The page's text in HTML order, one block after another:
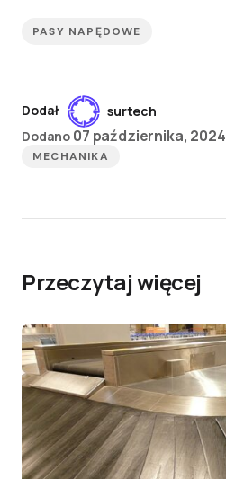
PASY NAPĘDOWE
Dodał
surtech
Dodano 07 października, 2024
MECHANIKA
Przeczytaj więcej